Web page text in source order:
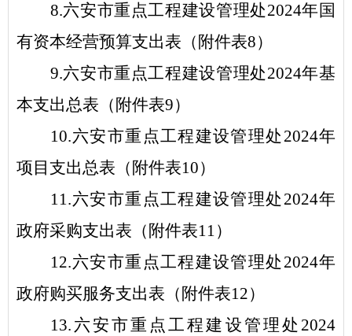
8.六安市重点工程建设管理处2024年 国
有资本经营预算支出表（ 附件表8）
9.六安市重点工程建设管理处2024年基
本支出总表（ 附件表9）
10.六安市重点工程建设管理处 2024年
项目支出总表（ 附件表10）
11.六安市重点工程建设管理处 2024年
政府采购支出表（ 附件表11）
12.六安市重点工程建设管理处 2024年
政府购买服务支出表（ 附件表12）
13. 六安市重点工程建设管理处 2024